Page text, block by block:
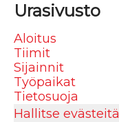
Urasivusto
Aloitus
Tiimit
Sijainnit
Työpaikat
Tietosuoja
Hallitse evästeitä